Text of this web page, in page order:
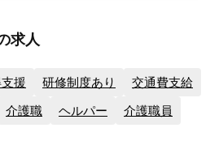
求人
援 研修制度あり 交通費支給
介護職 ヘルパー 介護職員